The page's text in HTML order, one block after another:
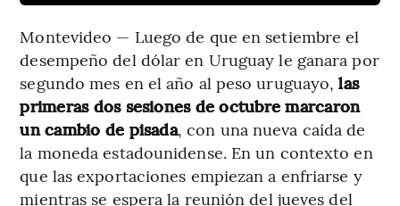
Montevideo — Luego de que en setiembre el
desempeño del dólar en Uruguay le ganara por
segundo mes en el año al peso uruguayo,las
primeras dos sesiones de octubre marcaron
un cambio de pisada, con una nueva caída de
la moneda estadounidense. En un contexto en
que las exportaciones empiezan a enfriarse y
mientras se espera la reunión del jueves del